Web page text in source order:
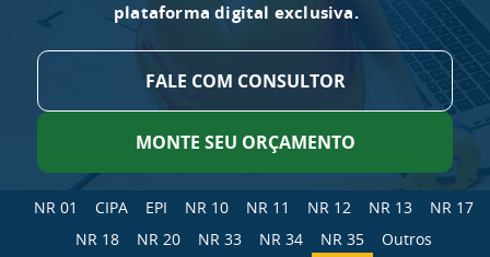
plataforma digital exclusiva.
FALE COM CONSULTOR
MONTE SEU ORÇAMENTO
NR 01 CIPA EPI NR 10 NR 11 NR 12 NR 13
NR 17
NR 18
NR 20 NR 33 NR 34 NR 35 Outros